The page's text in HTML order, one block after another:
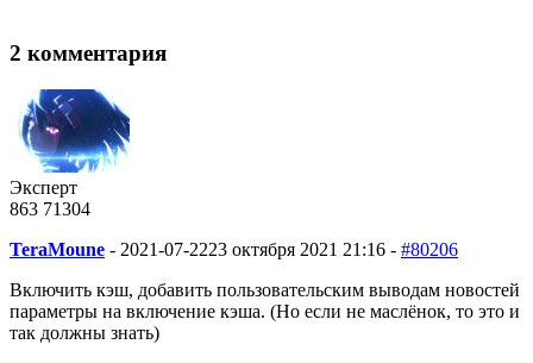
2 комментария
Эксперт
863 71304
TeraMoune - 2021-07-2223 октября 2021 21:16 - #80206
Включить кэш, добавить пользовательским выводам новостей
параметры на включение кэша. (Но если не маслёнок, то это и
так должны знать)